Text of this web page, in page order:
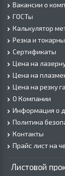
Вакансии о
ГОСТы
Калькулятор
Резка и
Сертификаты
Цена на
Цена на
Цена на резку
О Компании
Информация о
Политика
Контакты
Прайс лист на
Листовой